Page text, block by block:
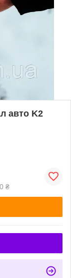
авто K2
₴